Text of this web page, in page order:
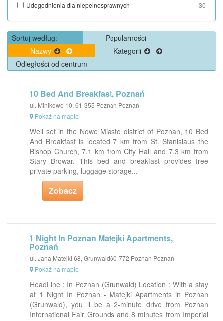
Udogodnienia dla niepelnosprawnych
30
Sortuj według:
Popularności
Nazwy
Kategorii
Odległości od centrum
10 Bed And Breakfast, Poznań
ul. Minikowo 10, 61-355 Poznan Poznań
Pokaż na mapie
Well set in the Nowe Miasto district of Poznan, 10 Bed
And Breakfast is located 7 km from St. Stanislaus the
Bishop Church, 7.1 km from City Hall and 7.3 km from
Stary Browar. This bed and breakfast provides free
private parking, luggage storage...
Zobacz
1 Night In Poznan Matejki Apartments,
Poznań
ul. Jana Matejki 68, Grunwald60-772 Poznan Poznań
Pokaż na mapie
HeadLine : In Poznan (Grunwald) Location : With a stay
at 1 Night In Poznan - Matejki Apartments in Poznan
(Grunwald), you ll be a 2-minute drive from Poznan
International Fair Grounds and 8 minutes from Imperial